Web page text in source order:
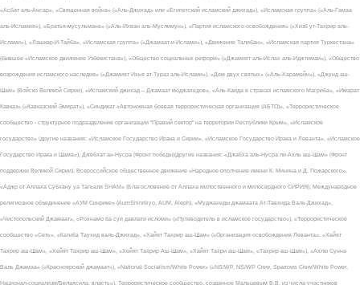
«Асбат аль-Ансар», «Священная война» («Аль-Джихад» или «Египетский исламский джихад»), «Исламская группа» («Аль-Гамаа
аль-Исламия»), «Братья-мусульмане» («Аль-Ихван аль-Муслимун»), «Партия исламского освобождения» («Хизб ут-Тахрир аль-
Ислами»), «Лашкар-И-Тайба», «Исламская группа» («Джамаат-и-Ислами»), «Движение Талибан», «Исламская партия Туркестана»
(бывшее «Исламское движение Узбекистана»), «Общество социальных реформ» («Джамият аль-Ислах аль-Иджтимаи»), «Общество
возрождения исламского наследия» («Джамият Ихья ат-Тураз аль-Ислами»), «Дом двух святых» («Аль-Харамейн»), «Джунд аш-
Шам» (Войско Великой Сирии), «Исламский джихад – Джамаат моджахедов», «Аль-Каида в странах исламского Магриба», «Имарат
Кавказ» («Кавказский Эмират»), «Синдикат «Автономная боевая террористическая организация (АБТО)», «Террористическое
сообщество - структурное подразделение организации "Правый сектор" на территории Республики Крым», «Исламское
государство» (другие названия: «Исламское Государство Ирака и Сирии», «Исламское Государство Ирака и Леванта», «Исламское
Государство Ирака и Шама»), Джебхат ан-Нусра (Фронт победы)(другие названия: «Джабха аль-Нусра ли-Ахль аш-Шам» (Фронт
поддержки Великой Сирии), Всероссийское общественное движение «Народное ополчение имени К. Минина и Д. Пожарского»,
«Аджр от Аллаха Субхану уа Тагьаля SHAM» (Благословение от Аллаха милоственного и милосердного СИРИЯ), Международное
религиозное объединение «АУМ Синрике» (AumShinrikyo, AUM, Aleph), «Муджахеды джамаата Ат-Тавхида Валь-Джихад»,
«Чистопольский Джамаат», «Рохнамо ба суи давлати исломи» («Путеводитель в исламское государство»), «Террористическое
сообщество «Сеть», «Катиба Таухид валь-Джихад», «Хайят Тахрир аш-Шам» («Организация освобождения Леванта», «Хайят
Тахрир аш-Шам», «Хейят Тахрир аш-Шам», «Хейят Тахрир Аш-Шам», «Хайят Тахри аш-Шам», «Тахрир аш-Шам»), «Ахлю Сунна
Валь Джамаа» («Красноярский джамаат»), «National Socialism/White Power» («NS/WP, NS/WP Crew, Sparrows Crew/White Power,
Национал-социализм/Белаясила, власть»), Террористическое сообщество, созданное Мальцевым В.В. из числа участников